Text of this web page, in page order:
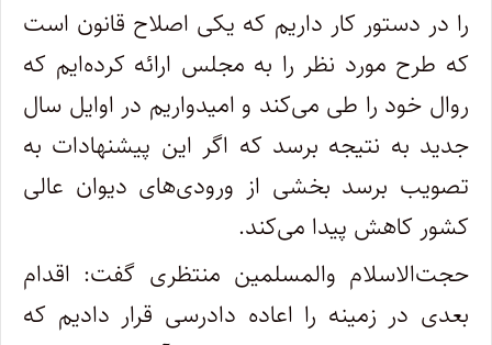
را در دستور کار داریم که یکی اصلاح قانون است
که طرح مورد نظر را به مجلس ارائه کرده‌ایم که
روال خود را طی می‌کند و امیدواریم در اوایل سال
جدید به نتیجه برسد که اگر این پیشنهادات به
تصویب برسد بخشی از ورودی‌های دیوان عالی
کشور کاهش پیدا می‌کند.
حجت‌الاسلام والمسلمین منتظری گفت: اقدام
بعدی در زمینه را اعاده دادرسی قرار دادیم که